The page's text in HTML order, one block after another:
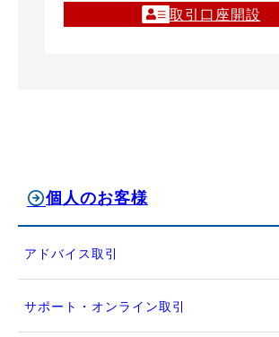
取引口座開設
個人のお客様
アドバイス取引
サポート・オンライン取引